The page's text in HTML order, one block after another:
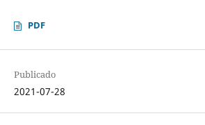
PDF
Publicado
2021-07-28